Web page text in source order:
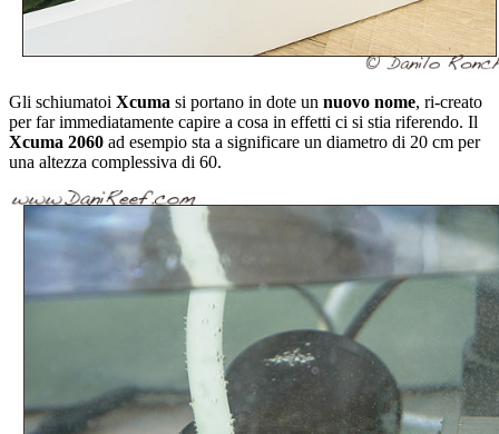
Gli schiumatoi Xcuma si portano in dote un nuovo nome, ri-creato
per far immediatamente capire a cosa in effetti ci si stia riferendo. Il
Xcuma 2060 ad esempio sta a significare un diametro di 20 cm per
una altezza complessiva di 60.